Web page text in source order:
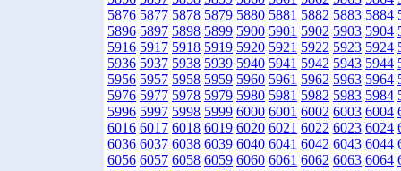
5876 5877 5878 5879 5880 5881 5882 5883 5884
5896 5897 5898 5899 5900 5901 5902 5903 5904
5916 5917 5918 5919 5920 5921 5922 5923 5924
5936 5937 5938 5939 5940 5941 5942 5943 5944
5956 5957 5958 5959 5960 5961 5962 5963 5964
5976 5977 5978 5979 5980 5981 5982 5983 5984
5996 5997 5998 5999 6000 6001 6002 6003 6004
6016 6017 6018 6019 6020 6021 6022 6023 6024
6036 6037 6038 6039 6040 6041 6042 6043 6044
6056 6057 6058 6059 6060 6061 6062 6063 6064